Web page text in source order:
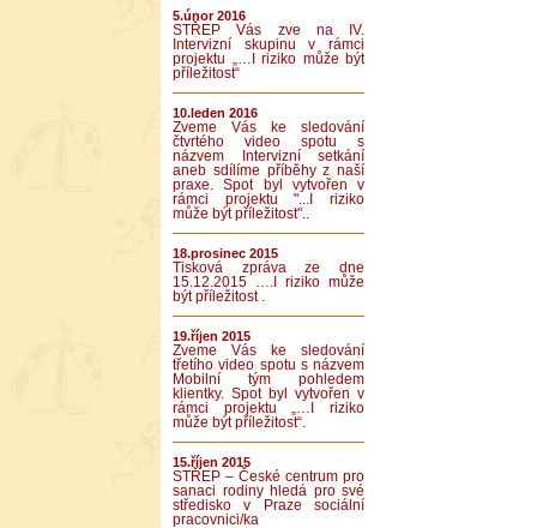
5.únor 2016
STŘEP Vás zve na IV.
Intervizní skupinu v rámci
projektu „…I riziko může být
příležitost“
10.leden 2016
Zveme Vás ke sledování
čtvrtého video spotu s
názvem Intervizní setkání
aneb sdílíme příběhy z naší
praxe. Spot byl vytvořen v
rámci projektu "...I riziko
může být příležitost"..
18.prosinec 2015
Tisková zpráva ze dne
15.12.2015 ….I riziko může
být příležitost .
19.říjen 2015
Zveme Vás ke sledování
třetího video spotu s názvem
Mobilní tým pohledem
klientky. Spot byl vytvořen v
rámci projektu „…I riziko
může být příležitost“.
15.říjen 2015
STŘEP – České centrum pro
sanaci rodiny hledá pro své
středisko v Praze sociální
pracovnici/ka